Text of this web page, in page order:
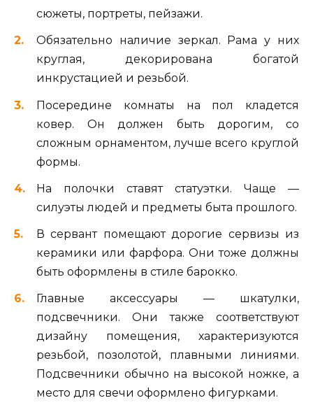
сюжеты, портреты, пейзажи.
Обязательно наличие зеркал. Рама у них
круглая, декорирована богатой
инкрустацией и резьбой.
Посередине комнаты на пол кладется
ковер. Он должен быть дорогим, со
сложным орнаментом, лучше всего круглой
формы.
На полочки ставят статуэтки. Чаще —
силуэты людей и предметы быта прошлого.
В сервант помещают дорогие сервизы из
керамики или фарфора. Они тоже должны
быть оформлены в стиле барокко.
Главные аксессуары — шкатулки,
подсвечники. Они также соответствуют
дизайну помещения, характеризуются
резьбой, позолотой, плавными линиями.
Подсвечники обычно на высокой ножке, а
место для свечи оформлено фигурками.